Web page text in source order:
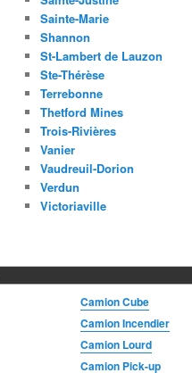
Sainte-Marie
Shannon
St-Lambert de Lauzon
Ste-Thérèse
Terrebonne
Thetford Mines
Trois-Rivières
Vanier
Vaudreuil-Dorion
Verdun
Victoriaville
Camion Cube
Camion Incendier
Camion Lourd
Camion Pick-up